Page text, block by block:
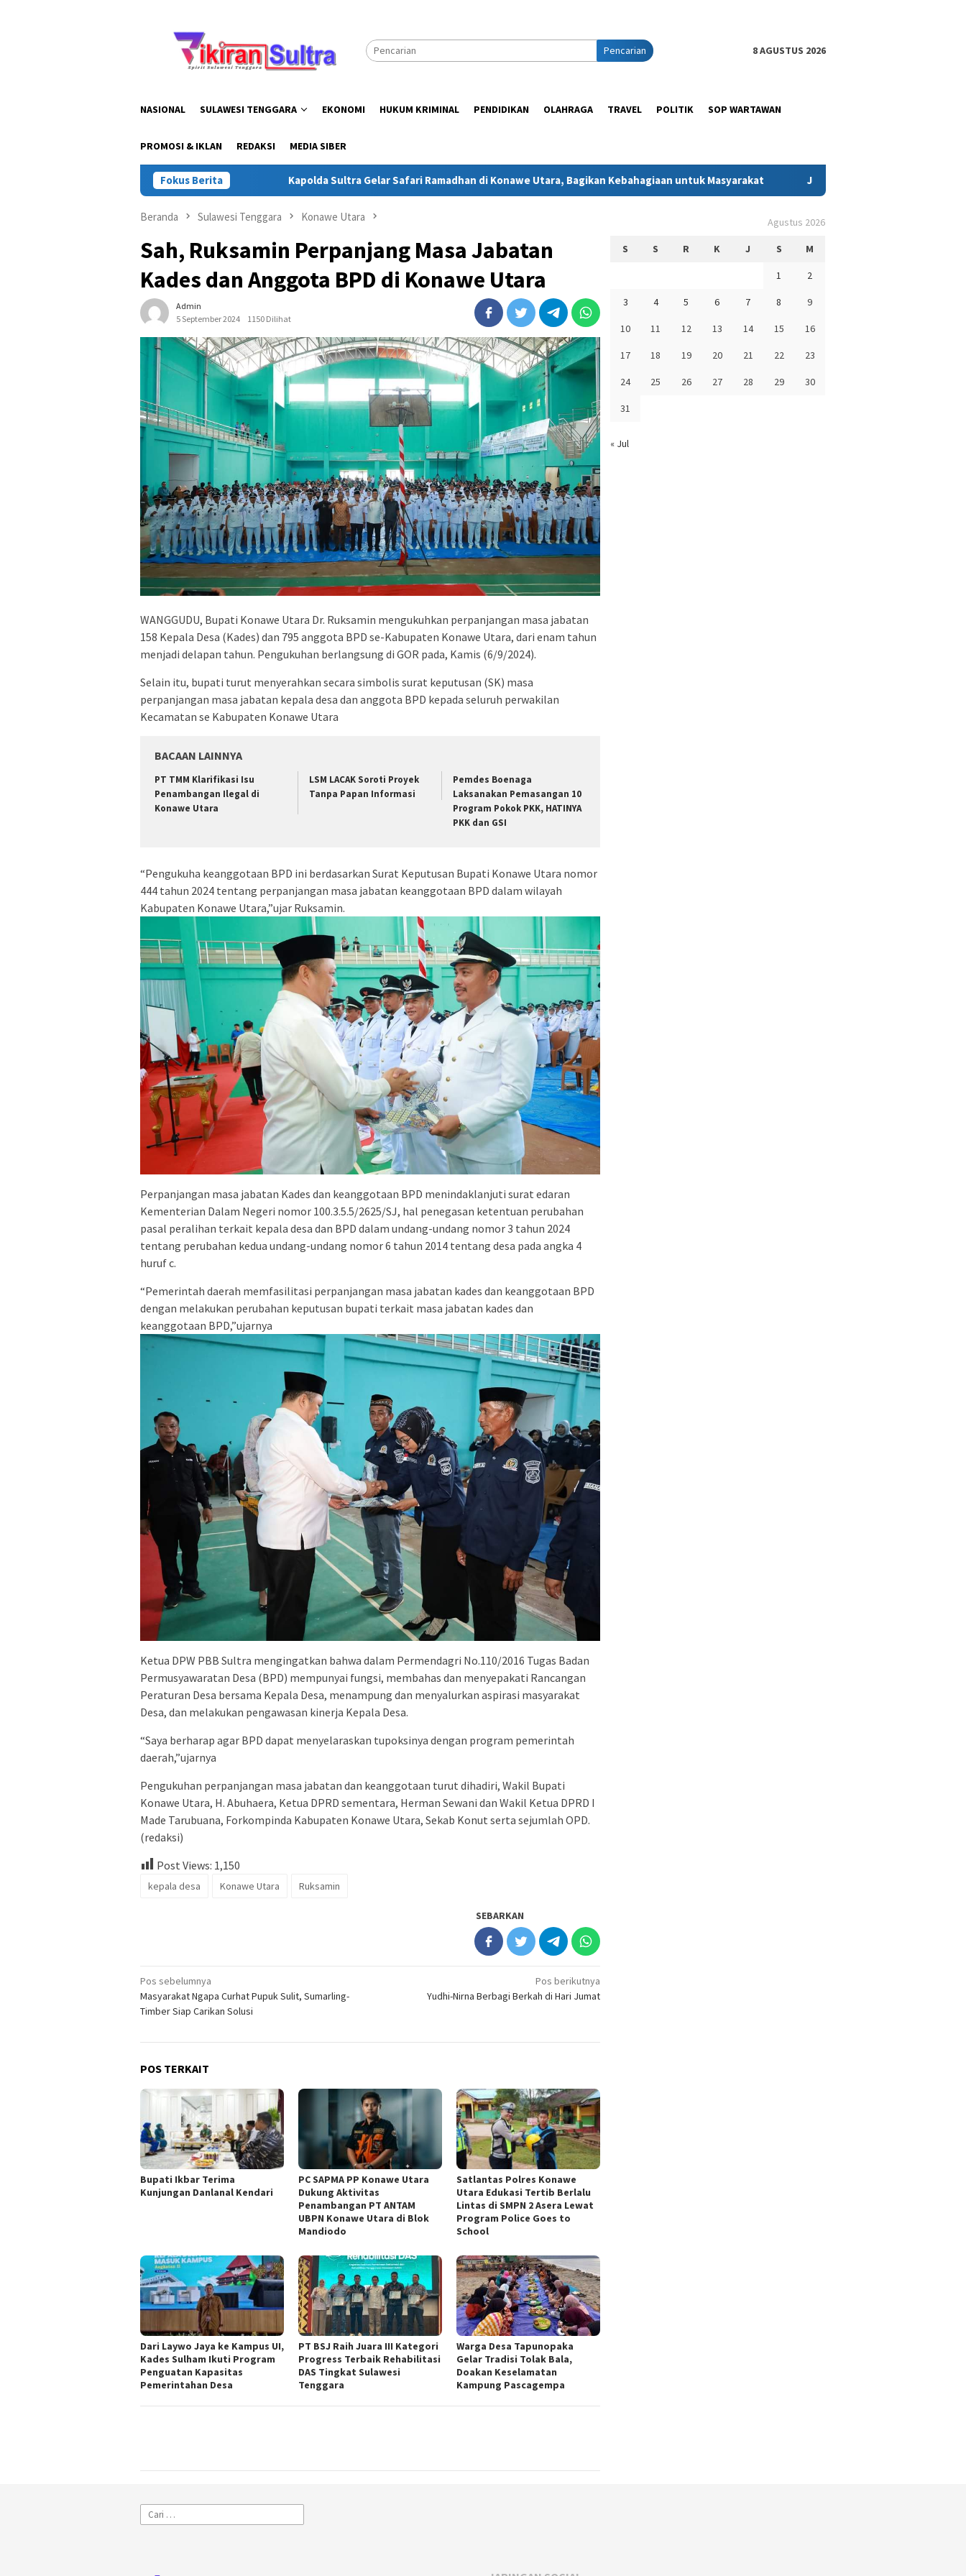
Pencarian
8 AGUSTUS 2026
NASIONAL SULAWESI TENGGARA EKONOMI HUKUM KRIMINAL PENDIDIKAN OLAHRAGA TRAVEL POLITIK SOP WARTAWAN
PROMOSI & IKLAN REDAKSI MEDIA SIBER
Fokus Berita
Kapolda Sultra Gelar Safari Ramadhan di Konawe Utara, Bagikan Kebahagiaan untuk Masyarakat Jejak Kasih Ramadan: Ketika Kadin Sultra Memeluk
Beranda Sulawesi Tenggara Konawe Utara
Sah, Ruksamin Perpanjang Masa Jabatan
Kades dan Anggota BPD di Konawe Utara
Admin
5 September 2024
1150 Dilihat
WANGGUDU, Bupati Konawe Utara Dr. Ruksamin mengukuhkan perpanjangan masa jabatan
158 Kepala Desa (Kades) dan 795 anggota BPD se-Kabupaten Konawe Utara, dari enam tahun
menjadi delapan tahun. Pengukuhan berlangsung di GOR pada, Kamis (6/9/2024).
Selain itu, bupati turut menyerahkan secara simbolis surat keputusan (SK) masa
perpanjangan masa jabatan kepala desa dan anggota BPD kepada seluruh perwakilan
Kecamatan se Kabupaten Konawe Utara
BACAAN LAINNYA
PT TMM Klarifikasi Isu
Penambangan Ilegal di
Konawe Utara
LSM LACAK Soroti Proyek
Tanpa Papan Informasi
Pemdes Boenaga
Laksanakan Pemasangan 10
Program Pokok PKK, HATINYA
PKK dan GSI
“Pengukuha keanggotaan BPD ini berdasarkan Surat Keputusan Bupati Konawe Utara nomor
444 tahun 2024 tentang perpanjangan masa jabatan keanggotaan BPD dalam wilayah
Kabupaten Konawe Utara,”ujar Ruksamin.
Perpanjangan masa jabatan Kades dan keanggotaan BPD menindaklanjuti surat edaran
Kementerian Dalam Negeri nomor 100.3.5.5/2625/SJ, hal penegasan ketentuan perubahan
pasal peralihan terkait kepala desa dan BPD dalam undang-undang nomor 3 tahun 2024
tentang perubahan kedua undang-undang nomor 6 tahun 2014 tentang desa pada angka 4
huruf c.
“Pemerintah daerah memfasilitasi perpanjangan masa jabatan kades dan keanggotaan BPD
dengan melakukan perubahan keputusan bupati terkait masa jabatan kades dan
keanggotaan BPD,”ujarnya
Ketua DPW PBB Sultra mengingatkan bahwa dalam Permendagri No.110/2016 Tugas Badan
Permusyawaratan Desa (BPD) mempunyai fungsi, membahas dan menyepakati Rancangan
Peraturan Desa bersama Kepala Desa, menampung dan menyalurkan aspirasi masyarakat
Desa, dan melakukan pengawasan kinerja Kepala Desa.
“Saya berharap agar BPD dapat menyelaraskan tupoksinya dengan program pemerintah
daerah,”ujarnya
Pengukuhan perpanjangan masa jabatan dan keanggotaan turut dihadiri, Wakil Bupati
Konawe Utara, H. Abuhaera, Ketua DPRD sementara, Herman Sewani dan Wakil Ketua DPRD I
Made Tarubuana, Forkompinda Kabupaten Konawe Utara, Sekab Konut serta sejumlah OPD.
(redaksi)
Post Views: 1,150
kepala desa Konawe Utara Ruksamin
SEBARKAN
Navigasi
pos
Pos sebelumnya
Masyarakat Ngapa Curhat Pupuk Sulit, Sumarling-
Timber Siap Carikan Solusi
Pos berikutnya
Yudhi-Nirna Berbagi Berkah di Hari Jumat
POS TERKAIT
Bupati Ikbar Terima
Kunjungan Danlanal Kendari
PC SAPMA PP Konawe Utara
Dukung Aktivitas
Penambangan PT ANTAM
UBPN Konawe Utara di Blok
Mandiodo
Satlantas Polres Konawe
Utara Edukasi Tertib Berlalu
Lintas di SMPN 2 Asera Lewat
Program Police Goes to
School
Dari Laywo Jaya ke Kampus UI,
Kades Sulham Ikuti Program
Penguatan Kapasitas
Pemerintahan Desa
PT BSJ Raih Juara III Kategori
Progress Terbaik Rehabilitasi
DAS Tingkat Sulawesi
Tenggara
Warga Desa Tapunopaka
Gelar Tradisi Tolak Bala,
Doakan Keselamatan
Kampung Pascagempa
Agustus 2026
S S R K J S M
1 2
3 4 5 6 7 8 9
10 11 12 13 14 15 16
17 18 19 20 21 22 23
24 25 26 27 28 29 30
31
« Jul
Cari
untuk: